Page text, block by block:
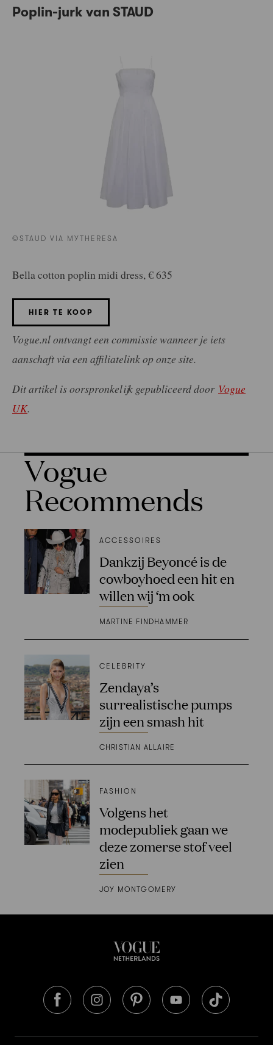
Poplin-jurk van STAUD
©STAUD VIA MYTHERESA
Bella cotton poplin midi dress, € 635
HIER TE KOOP
Vogue.nl ontvangt een commissie wanneer je iets
aanschaft via een affiliatelink op onze site.
Dit artikel is oorspronkelijk gepubliceerd door Vogue
UK.
Vogue
Recommends
ACCESSOIRES
Dankzij Beyoncé is de
cowboyhoed een hit en
willen wij ‘m ook
MARTINE FINDHAMMER
CELEBRITY
Zendaya’s
surrealistische pumps
zijn een smash hit
CHRISTIAN ALLAIRE
FASHION
Volgens het
modepubliek gaan we
deze zomerse stof veel
zien
JOY MONTGOMERY